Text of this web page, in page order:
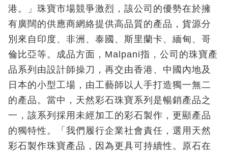
港。」珠寶市場競爭激烈，該公司的優勢在於擁
有廣闊的供應商網絡提供高品質的產品，貨源分
別來自印度、非洲、泰國、斯里蘭卡、緬甸、哥
倫比亞等。成品方面，Malpani指，公司的珠寶產
品系列由設計師操刀，再交由香港、中國內地及
日本的小型工場，由工藝師以人手打造獨一無二
的產品。當中，天然彩石珠寶系列是暢銷產品之
一，該系列採用未經加工的彩石製作，更顯產品
的獨特性。「我們履行企業社會責任，選用天然
彩石製作珠寶產品，因為更具可持續性。原石在